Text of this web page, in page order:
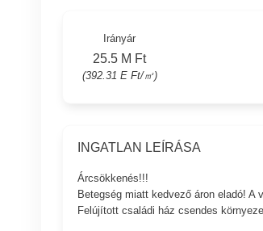
Irányár
25.5 M Ft
(392.31 E Ft/㎡)
INGATLAN LEÍRÁSA
Árcsökkenés!!!
Betegség miatt kedvező áron eladó! A
Felújított családi ház csendes